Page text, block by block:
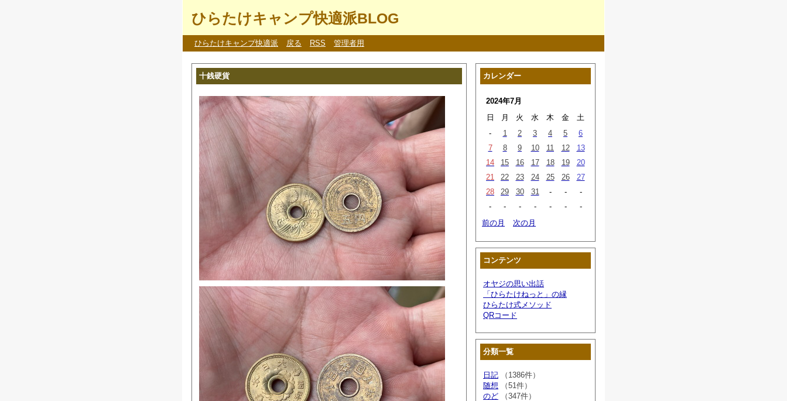
ひらたけキャンプ快適派BLOG
ひらたけキャンプ快適派 戻る RSS 管理者用
十銭硬貨 カレンダー
2024年7月
日
月 火 水 木 金
土
-
1 2 3 4 5
6
7
8 9 10 11 12
13
14
15 16 17 18 19
20
21
22 23 24 25 26
27
28
29 30 31 - -
-
-
- - - - -
-
前の月
次の月
コンテンツ
オヤジの思い出話
「ひらたけねっと」の縁
ひらたけ式メソッド
QRコード
分類一覧
日記 （1386件）
随想 （51件）
のど （347件）